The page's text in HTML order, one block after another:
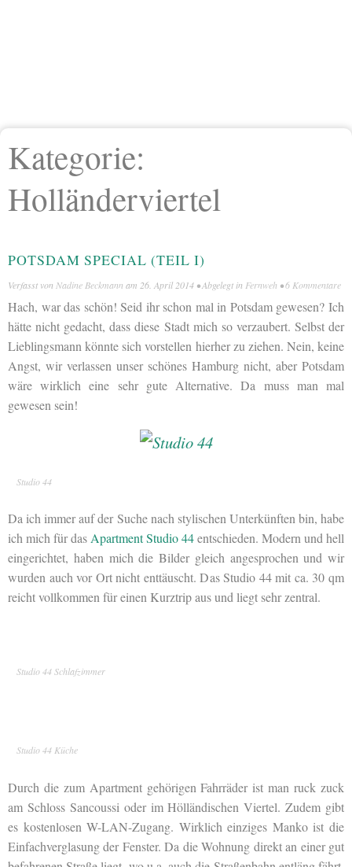
Kategorie:
Holländerviertel
POTSDAM SPECIAL (TEIL I)
Verfasst von Nadine Beckmann am 26. April 2014 • Abgelegt in Fernweh •6 Kommentare
Hach, war das schön! Seid ihr schon mal in Potsdam gewesen? Ich
hätte nicht gedacht, dass diese Stadt mich so verzaubert. Selbst der
Lieblingsmann könnte sich vorstellen hierher zu ziehen. Nein, keine
Angst, wir verlassen unser schönes Hamburg nicht, aber Potsdam
wäre wirklich eine sehr gute Alternative. Da muss man mal
gewesen sein!
Studio 44
Da ich immer auf der Suche nach stylischen Unterkünften bin, habe
ich mich für das Apartment Studio 44entschieden. Modern und hell
eingerichtet, haben mich die Bilder gleich angesprochen und wir
wurden auch vor Ort nicht enttäuscht. Das Studio 44 mit ca. 30 qm
reicht vollkommen für einen Kurztrip aus und liegt sehr zentral.
Studio 44 Schlafzimmer
Studio 44 Küche
Durch die zum Apartment gehörigen Fahrräder ist man ruck zuck
am Schloss Sancoussi oder im Hölländischen Viertel. Zudem gibt
es kostenlosen W-LAN-Zugang. Wirklich einziges Manko ist die
Einfachverglasung der Fenster. Da die Wohnung direkt an einer gut